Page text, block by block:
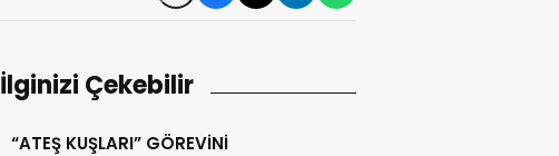
İlginizi Çekebilir
“ATEŞ KUŞLARI” GÖREVİNİ